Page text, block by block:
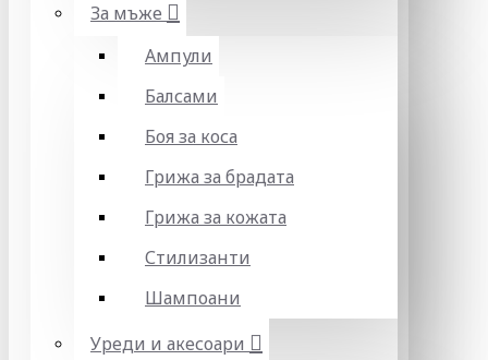
За мъже
Ампули
Балсами
Боя за коса
Грижа за брадата
Грижа за кожата
Стилизанти
Шампоани
Уреди и акесоари